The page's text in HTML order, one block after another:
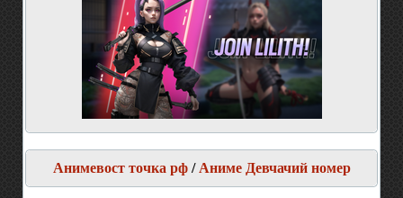
Анимевост точка рф/ Аниме Девчачий номер